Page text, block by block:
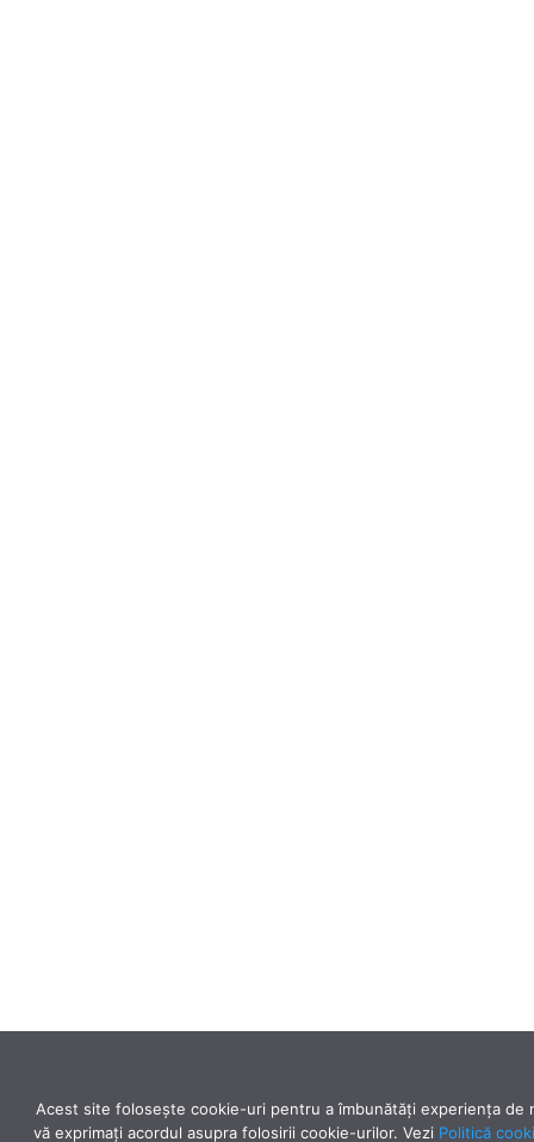
Acest site folosește cookie-uri pentru a îmbunătăți experiența de
vă exprimaţi acordul asupra folosirii cookie-urilor. Vezi Politică